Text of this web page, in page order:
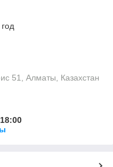
51, Алматы, Казахстан